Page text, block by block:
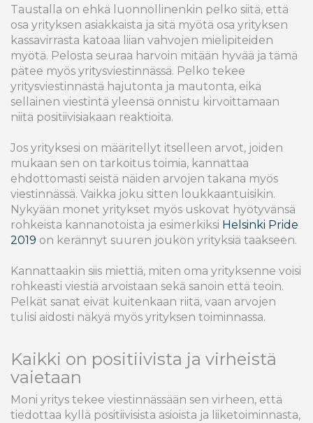
Taustalla on ehkä luonnollinenkin pelko siitä, että
osa yrityksen asiakkaista ja sitä myötä osa yrityksen
kassavirrasta katoaa liian vahvojen mielipiteiden
myötä. Pelosta seuraa harvoin mitään hyvää ja tämä
pätee myös yritysviestinnässä. Pelko tekee
yritysviestinnästä hajutonta ja mautonta, eikä
sellainen viestintä yleensä onnistu kirvoittamaan
niitä positiivisiakaan reaktioita.
Jos yrityksesi on määritellyt itselleen arvot, joiden
mukaan sen on tarkoitus toimia, kannattaa
ehdottomasti seistä näiden arvojen takana myös
viestinnässä. Vaikka joku sitten loukkaantuisikin.
Nykyään monet yritykset myös uskovat hyötyvänsä
rohkeista kannanotoista ja esimerkiksi Helsinki Pride
2019 on kerännyt suuren joukon yrityksiä taakseen.
Kannattaakin siis miettiä, miten oma yrityksenne voisi
rohkeasti viestiä arvoistaan sekä sanoin että teoin.
Pelkät sanat eivät kuitenkaan riitä, vaan arvojen
tulisi aidosti näkyä myös yrityksen toiminnassa.
Kaikki on positiivista ja virheistä
vaietaan
Moni yritys tekee viestinnässään sen virheen, että
tiedottaa kyllä positiivisista asioista ja liiketoiminnasta,